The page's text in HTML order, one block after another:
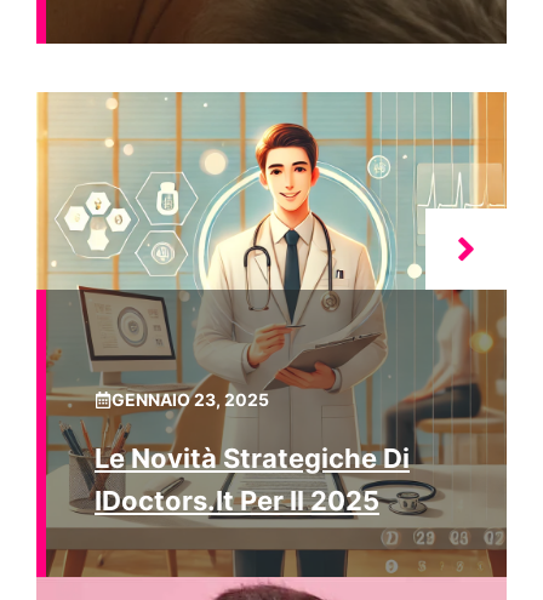
GENNAIO 23, 2025
Le Novità Strategiche Di
IDoctors.it Per Il 2025